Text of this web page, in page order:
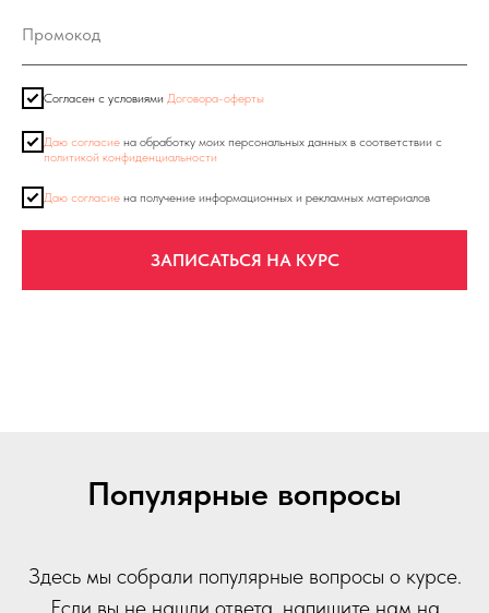
Согласен с условиями Договора-оферты
Даю согласие на обработку моих персональных данных в соответствии с
политикой конфиденциальности
Даю согласие на получение информационных и рекламных материалов
ЗАПИСАТЬСЯ НА КУРС
Популярные вопросы
Здесь мы собрали популярные вопросы о курсе.
Если вы не нашли ответа, напишите нам на